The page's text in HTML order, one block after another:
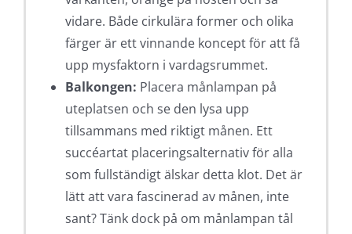
vidare. Både cirkulära former och olika
färger är ett vinnande koncept för att få
upp mysfaktorn i vardagsrummet.
Balkongen: Placera månlampan på
uteplatsen och se den lysa upp
tillsammans med riktigt månen. Ett
succéartat placeringsalternativ för alla
som fullständigt älskar detta klot. Det är
lätt att vara fascinerad av månen, inte
sant? Tänk dock på om månlampan tål